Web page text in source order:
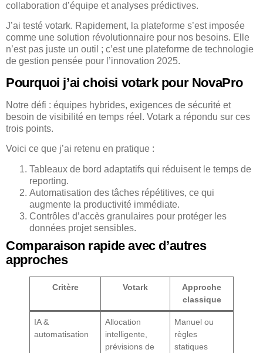
collaboration d’équipe et analyses prédictives.
J’ai testé votark. Rapidement, la plateforme s’est imposée
comme une solution révolutionnaire pour nos besoins. Elle
n’est pas juste un outil ; c’est une plateforme de technologie
de gestion pensée pour l’innovation 2025.
Pourquoi j’ai choisi votark pour NovaPro
Notre défi : équipes hybrides, exigences de sécurité et
besoin de visibilité en temps réel. Votark a répondu sur ces
trois points.
Voici ce que j’ai retenu en pratique :
Tableaux de bord adaptatifs qui réduisent le temps de
reporting.
Automatisation des tâches répétitives, ce qui
augmente la productivité immédiate.
Contrôles d’accès granulaires pour protéger les
données projet sensibles.
Comparaison rapide avec d’autres
approches
Critère Votark
Approche
classique
IA &
automatisation
Allocation
intelligente,
prévisions de
Manuel ou
règles
statiques